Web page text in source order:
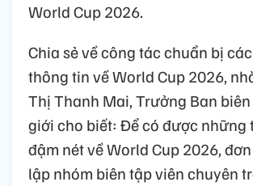
World Cup 2026.
Chia sẻ về công tác chuẩn bị
thông tin về World Cup 2026,
Thị Thanh Mai, Trưởng Ban
giới cho biết: Để có được những
đậm nét về World Cup 2026,
lập nhóm biên tập viên chuyên